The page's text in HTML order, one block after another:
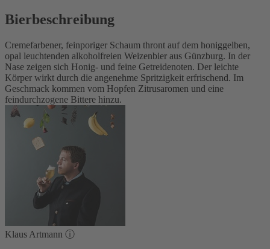
Bierbeschreibung
Cremefarbener, feinporiger Schaum thront auf dem honiggelben,
opal leuchtenden alkoholfreien Weizenbier aus Günzburg. In der
Nase zeigen sich Honig- und feine Getreidenoten. Der leichte
Körper wirkt durch die angenehme Spritzigkeit erfrischend. Im
Geschmack kommen vom Hopfen Zitrusaromen und eine
feindurchzogene Bittere hinzu.
Klaus Artmann ⓘ